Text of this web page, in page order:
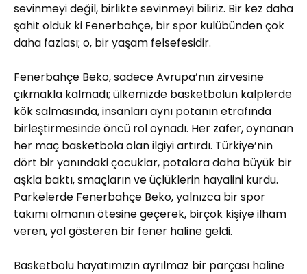
sevinmeyi değil, birlikte sevinmeyi biliriz. Bir kez daha
şahit olduk ki Fenerbahçe, bir spor kulübünden çok
daha fazlası; o, bir yaşam felsefesidir.
Fenerbahçe Beko, sadece Avrupa’nın zirvesine
çıkmakla kalmadı; ülkemizde basketbolun kalplerde
kök salmasında, insanları aynı potanın etrafında
birleştirmesinde öncü rol oynadı. Her zafer, oynanan
her maç basketbola olan ilgiyi artırdı. Türkiye’nin
dört bir yanındaki çocuklar, potalara daha büyük bir
aşkla baktı, smaçların ve üçlüklerin hayalini kurdu.
Parkelerde Fenerbahçe Beko, yalnızca bir spor
takımı olmanın ötesine geçerek, birçok kişiye ilham
veren, yol gösteren bir fener haline geldi.
Basketbolu hayatımızın ayrılmaz bir parçası haline